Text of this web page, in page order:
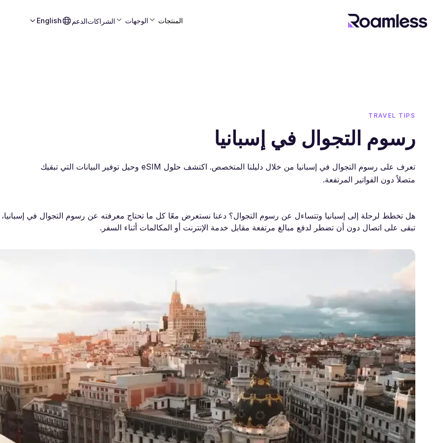
المنتجات الوجهات الشراكاتالدعم English
TRAVEL TIPS
رسوم التجوال في إسبانيا
تعرف على رسوم التجوال في إسبانيا من خلال دليلنا المتخصص. اكتشف حلول eSIM وحيل توفير البيانات التي تبقيك
متصلاً دون الفواتير المرتفعة.
هل تخطط لرحلة إلى إسبانيا وتتساءل عن رسوم التجوال؟ دعنا نستعرض معًا كل ما تحتاج معرفته عن رسوم التجوال في
تبقى على اتصال دون أن تضطر لدفع مبالغ مرتفعة مقابل خدمة الإنترنت أو المكالمات أثناء السفر.